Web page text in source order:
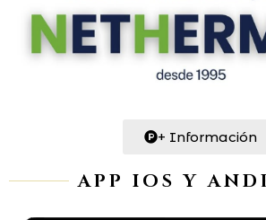
+ Información
APP IOS Y